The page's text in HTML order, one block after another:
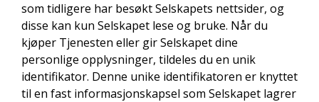
som tidligere har besøkt Selskapets nettsider, og
disse kan kun Selskapet lese og bruke. Når du
kjøper Tjenesten eller gir Selskapet dine
personlige opplysninger, tildeles du en unik
identifikator. Denne unike identifikatoren er knyttet
til en fast informasjonskapsel som Selskapet lagrer